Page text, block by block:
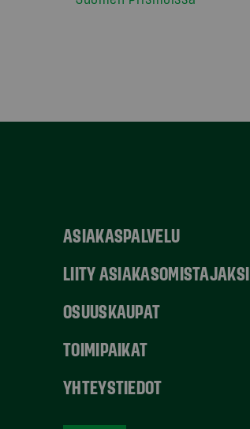
ASIAKASPALVELU
LIITY ASIAKASOMISTAJAKSI
OSUUSKAUPAT
TOIMIPAIKAT
YHTEYSTIEDOT